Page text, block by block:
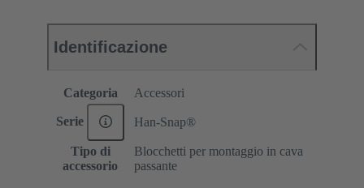
Identificazione
Categoria Accessori
Serie Han-Snap®
Tipo di
accessorio
Blocchetti per montaggio in cava
passante